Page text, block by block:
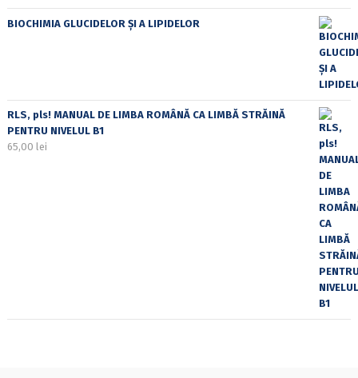
BIOCHIMIA GLUCIDELOR ȘI A LIPIDELOR
RLS, pls! MANUAL DE LIMBA ROMÂNĂ CA LIMBĂ STRĂINĂ
PENTRU NIVELUL B1
65,00 lei